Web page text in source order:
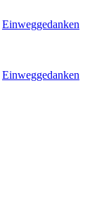
Einweggedanken
Einweggedanken